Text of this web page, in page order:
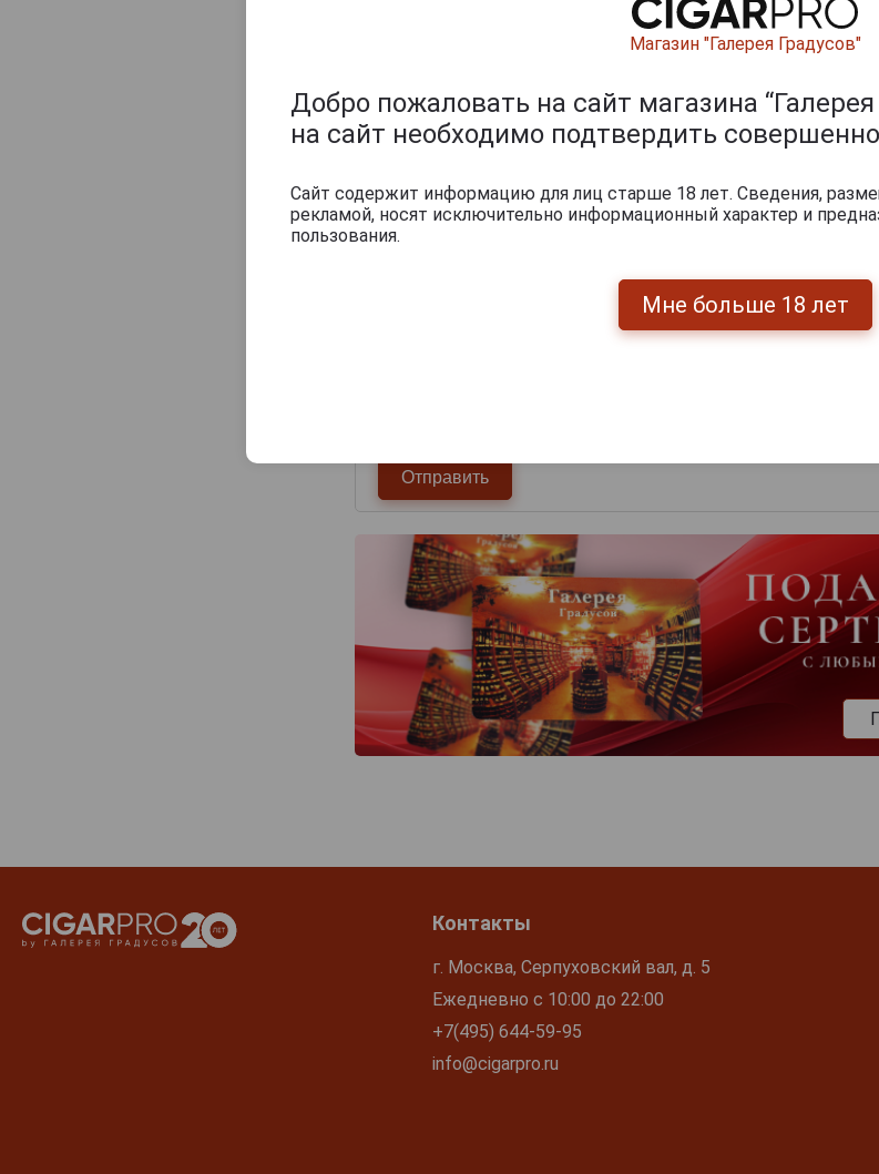
Контакты
г. Москва, Серпуховский вал, д. 5
Ежедневно с 10:00 до 22:00
+7(495) 644-59-95
info@cigarpro.ru
Магазин "Галерея Градусов"
Добро пожаловать на сайт магазина
на сайт необходимо подтвердить
Сайт содержит информацию для лиц старше 18 лет. Сведения,
рекламой, носят исключительно информационный характер и
пользования.
Мне больше 18 лет